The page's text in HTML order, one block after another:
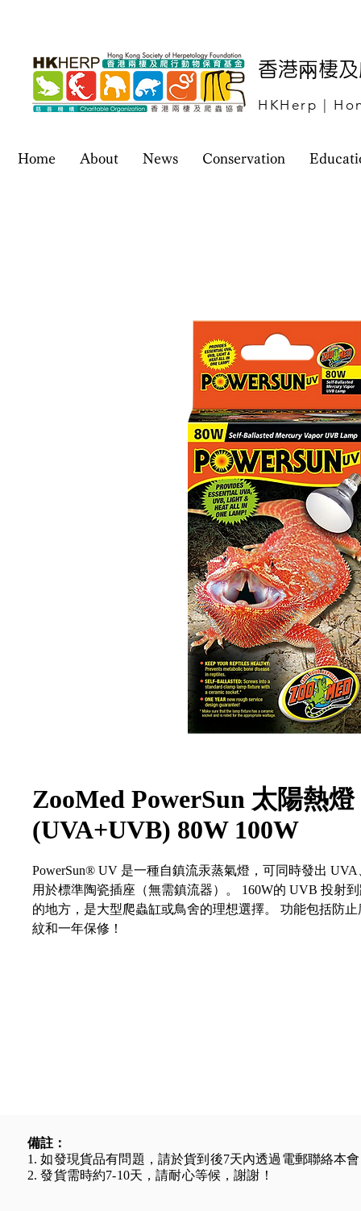
香港兩棲
HKHerp |
Home About News Conservation
ZooMed PowerSun 太陽熱燈
(UVA+UVB) 80W 100W
PowerSun® UV 是一種自鎮流汞蒸氣燈，可同時發出
用於標準陶瓷插座（無需鎮流器）。 160W的 UVB 投射
的地方，是大型爬蟲缸或鳥舍的理想選擇。 功能包括防
紋和一年保修！
備註：
1. 如發現貨品有問題，請於貨到後7天內透過電郵聯絡本
2. 發貨需時約7-10天，請耐心等候，謝謝！